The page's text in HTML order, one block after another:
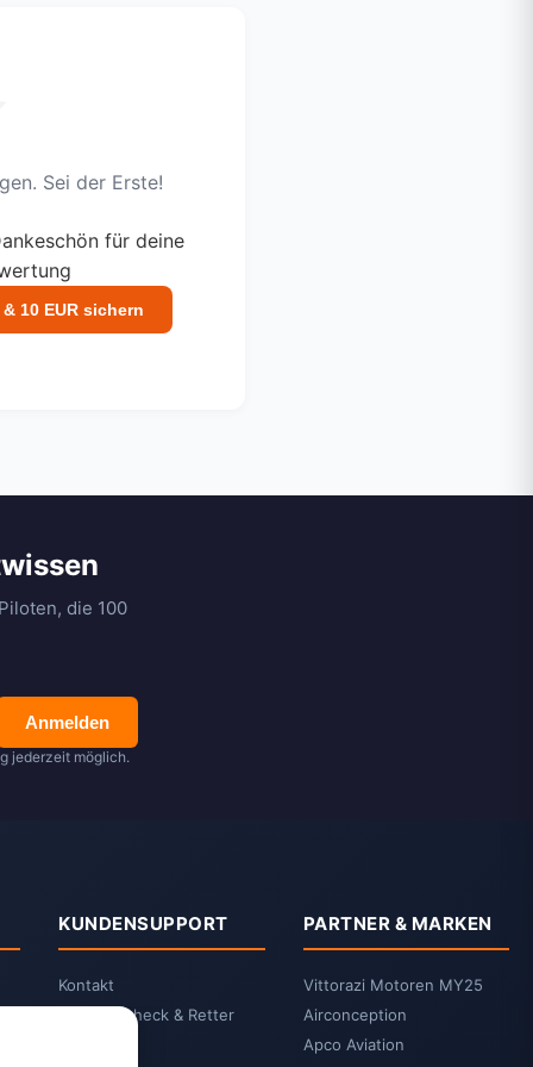
Sei der Erste!
für deine
10 EUR sichern
die 100
Anmelden
jederzeit möglich.
KUNDENSUPPORT
Kontakt
2-Jahrescheck & Retter
PARTNER & MARKEN
Vittorazi Motoren MY25
Airconception
Apco Aviation